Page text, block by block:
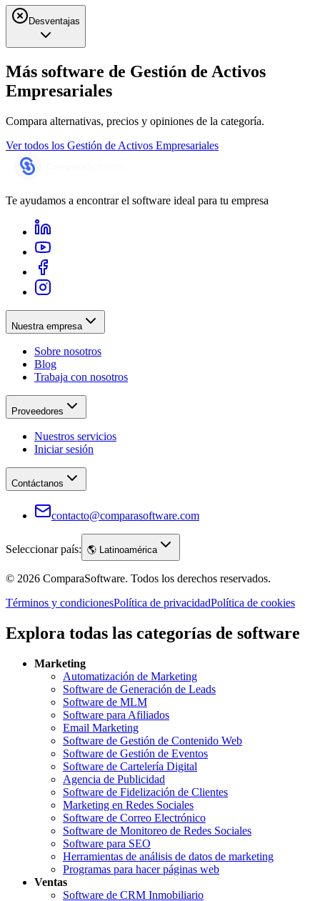
Desventajas
Más software de Gestión de Activos
Empresariales
Compara alternativas, precios y opiniones de la categoría.
Ver todos los Gestión de Activos Empresariales
Te ayudamos a encontrar el software ideal para tu empresa
Nuestra empresa
Sobre nosotros
Blog
Trabaja con nosotros
Proveedores
Nuestros servicios
Iniciar sesión
Contáctanos
contacto@comparasoftware.com
Seleccionar país: 🌎 Latinoamérica
© 2026 ComparaSoftware. Todos los derechos reservados.
Términos y condicionesPolítica de privacidadPolítica de cookies
Explora todas las categorías de software
Marketing
Automatización de Marketing
Software de Generación de Leads
Software de MLM
Software para Afiliados
Email Marketing
Software de Gestión de Contenido Web
Software de Gestión de Eventos
Software de Cartelería Digital
Agencia de Publicidad
Software de Fidelización de Clientes
Marketing en Redes Sociales
Software de Correo Electrónico
Software de Monitoreo de Redes Sociales
Software para SEO
Herramientas de análisis de datos de marketing
Programas para hacer páginas web
Ventas
Software de CRM Inmobiliario